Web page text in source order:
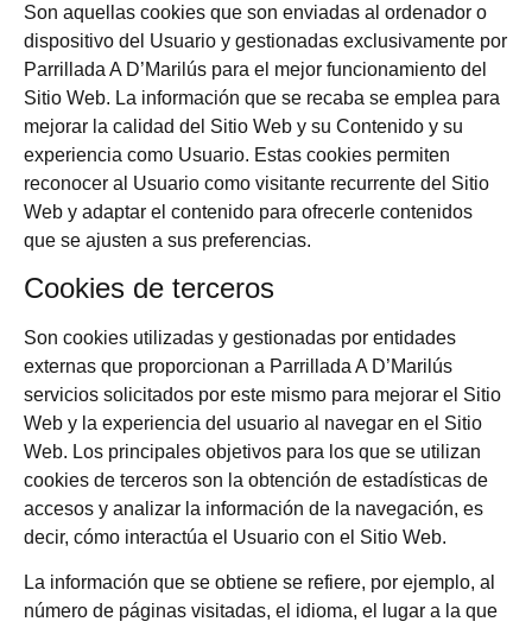
Son aquellas cookies que son enviadas al ordenador o
dispositivo del Usuario y gestionadas exclusivamente por
Parrillada A D’Marilús para el mejor funcionamiento del
Sitio Web. La información que se recaba se emplea para
mejorar la calidad del Sitio Web y su Contenido y su
experiencia como Usuario. Estas cookies permiten
reconocer al Usuario como visitante recurrente del Sitio
Web y adaptar el contenido para ofrecerle contenidos
que se ajusten a sus preferencias.
Cookies de terceros
Son cookies utilizadas y gestionadas por entidades
externas que proporcionan a Parrillada A D’Marilús
servicios solicitados por este mismo para mejorar el Sitio
Web y la experiencia del usuario al navegar en el Sitio
Web. Los principales objetivos para los que se utilizan
cookies de terceros son la obtención de estadísticas de
accesos y analizar la información de la navegación, es
decir, cómo interactúa el Usuario con el Sitio Web.
La información que se obtiene se refiere, por ejemplo, al
número de páginas visitadas, el idioma, el lugar a la que